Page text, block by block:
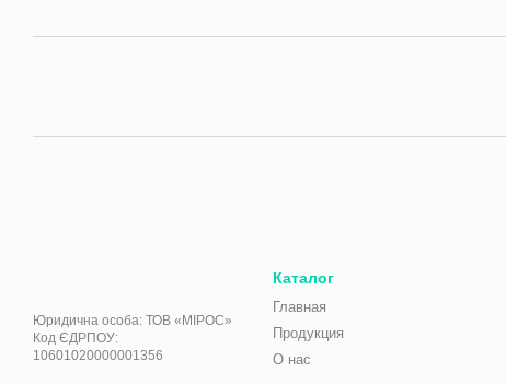
Юридична особа: ТОВ «МІРОС»
Код ЄДРПОУ:
10601020000001356
Каталог
Главная
Продукция
О нас